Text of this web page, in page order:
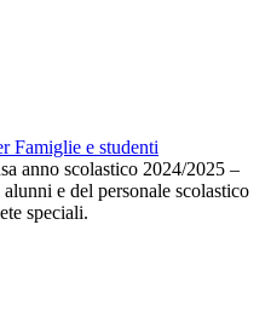
Famiglie e studenti
anno scolastico 2024/2025 –
e del personale scolastico
speciali.